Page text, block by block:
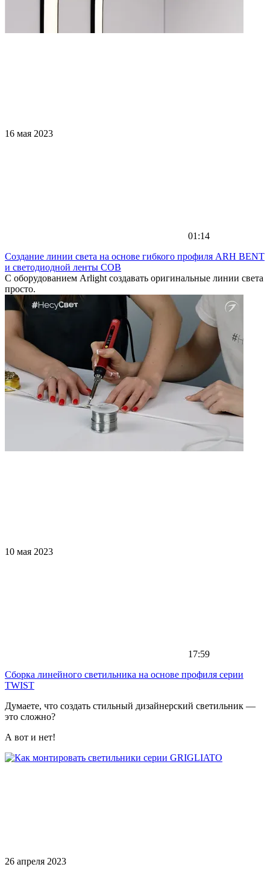
16 мая 2023
01:14
Создание линии света на основе гибкого профиля ARH BENT
и светодиодной ленты COB
С оборудованием Arlight создавать оригинальные линии света
просто.
10 мая 2023
17:59
Сборка линейного светильника на основе профиля серии
TWIST
Думаете, что создать стильный дизайнерский светильник —
это сложно?
А вот и нет!
26 апреля 2023